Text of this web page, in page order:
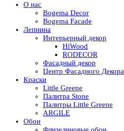
О нас
Bogema Decor
Bogema Facade
Лепнина
Интерьерный декор
HiWood
RODECOR
Фасадный декор
Центр Фасадного Декора
Краски
Little Greene
Палитра Stone
Палитры Little Greene
ARGILE
Обои